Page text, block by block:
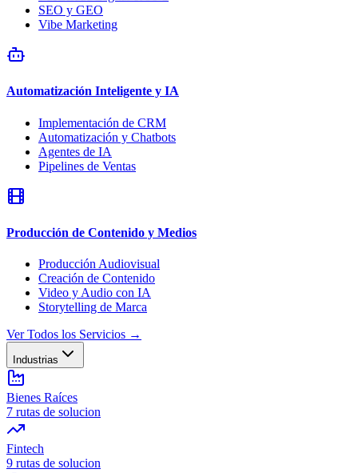
SEO y GEO
Vibe Marketing
Automatización Inteligente y IA
Implementación de CRM
Automatización y Chatbots
Agentes de IA
Pipelines de Ventas
Producción de Contenido y Medios
Producción Audiovisual
Creación de Contenido
Video y Audio con IA
Storytelling de Marca
Ver Todos los Servicios →
Industrias
Bienes Raíces
7 rutas de solucion
Fintech
9 rutas de solucion